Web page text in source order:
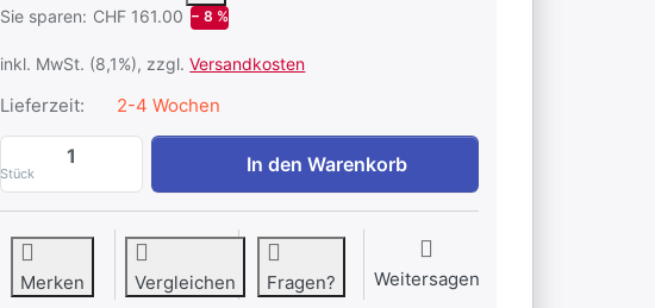
Sie sparen: CHF 161.00 − 8 %
inkl. MwSt. (8,1%), zzgl.Versandkosten
Lieferzeit: 2-4 Wochen
Stück
Shurflo Förderpumpen-Set TBP10 zu CHF 1’853.00, Menge
In den Warenkorb
Merken Vergleichen Fragen? Weitersagen